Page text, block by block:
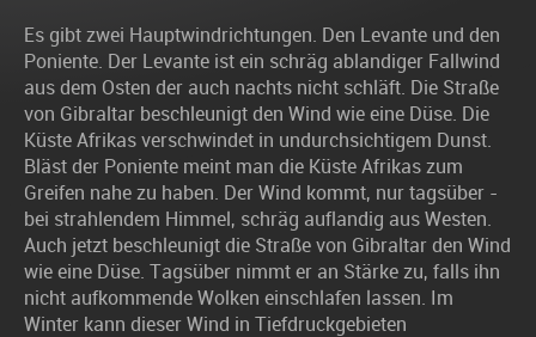
Es gibt zwei Hauptwindrichtungen. Den Levante und den
Poniente. Der Levante ist ein schräg ablandiger Fallwind
aus dem Osten der auch nachts nicht schläft. Die Straße
von Gibraltar beschleunigt den Wind wie eine Düse. Die
Küste Afrikas verschwindet in undurchsichtigem Dunst.
Bläst der Poniente meint man die Küste Afrikas zum
Greifen nahe zu haben. Der Wind kommt, nur tagsüber -
bei strahlendem Himmel, schräg auflandig aus Westen.
Auch jetzt beschleunigt die Straße von Gibraltar den Wind
wie eine Düse. Tagsüber nimmt er an Stärke zu, falls ihn
nicht aufkommende Wolken einschlafen lassen. Im
Winter kann dieser Wind in Tiefdruckgebieten